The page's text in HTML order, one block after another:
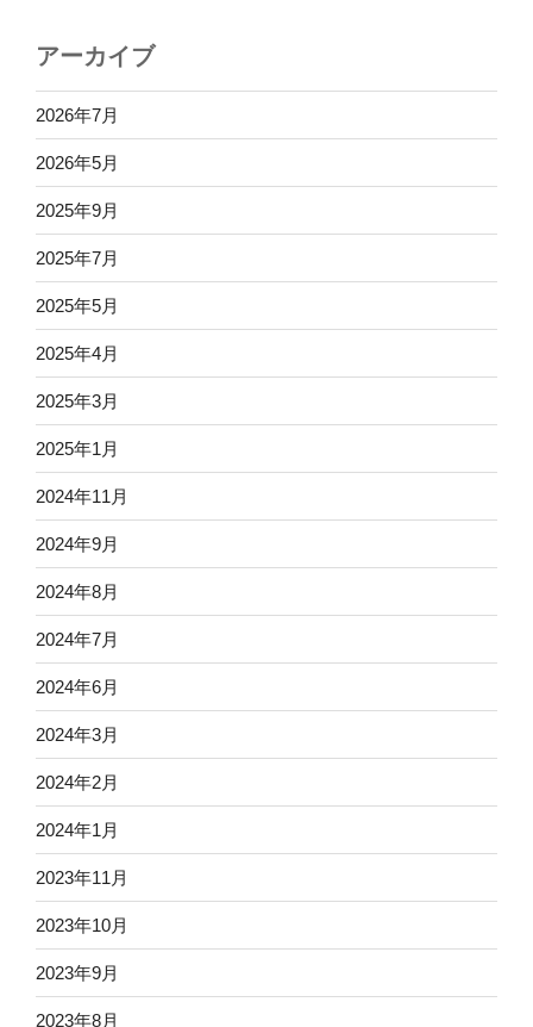
アーカイブ
2026年7月
2026年5月
2025年9月
2025年7月
2025年5月
2025年4月
2025年3月
2025年1月
2024年11月
2024年9月
2024年8月
2024年7月
2024年6月
2024年3月
2024年2月
2024年1月
2023年11月
2023年10月
2023年9月
2023年8月